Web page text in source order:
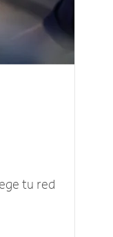
tu red